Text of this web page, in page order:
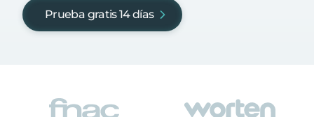
Prueba gratis 14 días